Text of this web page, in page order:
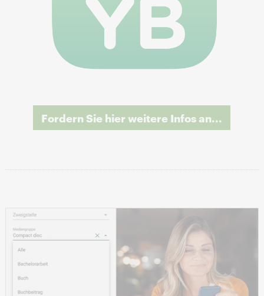
Fordern Sie hier weitere Infos an...